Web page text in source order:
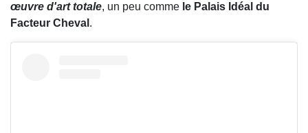
œuvre d'art totale, un peu comme le Palais Idéal du
Facteur Cheval .